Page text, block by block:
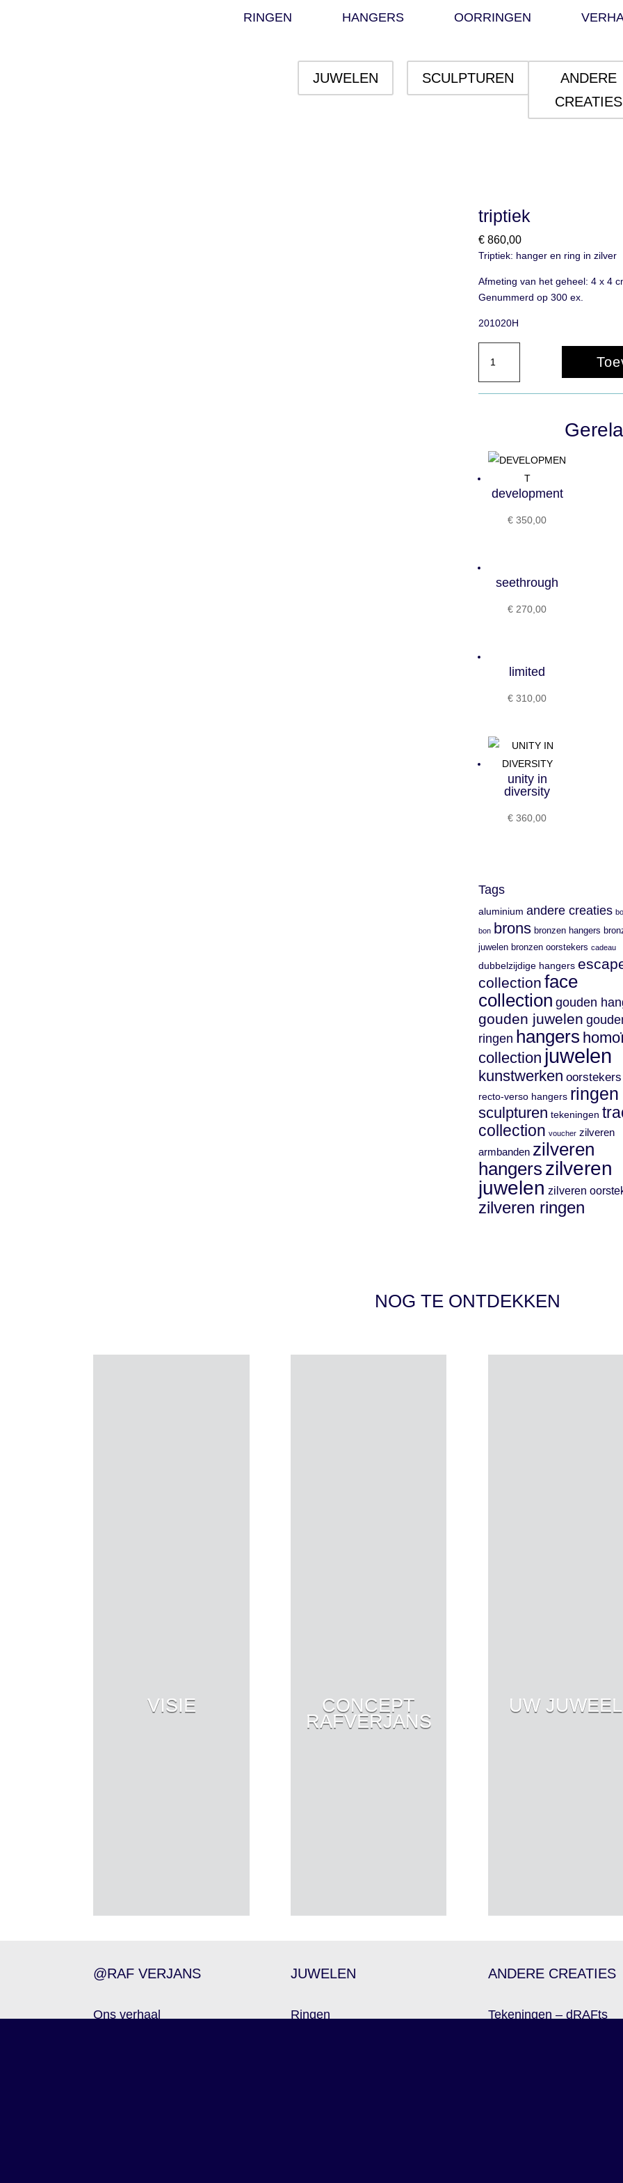
RINGEN HANGERS OORRINGEN
JUWELEN SCULPTUREN
ANDERE
CREATIES
triptiek
€ 860,00
Triptiek: hanger en ring in zilver
Afmeting van het geheel: 4 x 4
Genummerd op 300 ex.
201020H
aantal
development
€ 350,00
seethrough
€ 270,00
limited
€ 310,00
unity in
diversity
€ 360,00
Tags
aluminium andere creaties
bon brons bronzen hangers
juwelen bronzen oorstekers cadeau
dubbelzijdige hangers
collection face
collection gouden
gouden juwelen
ringen hangers
collection juwelen
kunstwerken oorstekers
recto-verso hangers ringen
sculpturen tekeningen
collection voucher zilveren
armbanden zilveren
hangers zilveren
juwelen zilveren
zilveren ringen
NOG TE ONTDEKKEN
VISIE CONCEPT
RAFVERJANS
UW JUWEEL
@RAF VERJANS
Ons verhaal
JUWELEN
Ringen
ANDERE CREATIES
Tekeningen – dRAFts